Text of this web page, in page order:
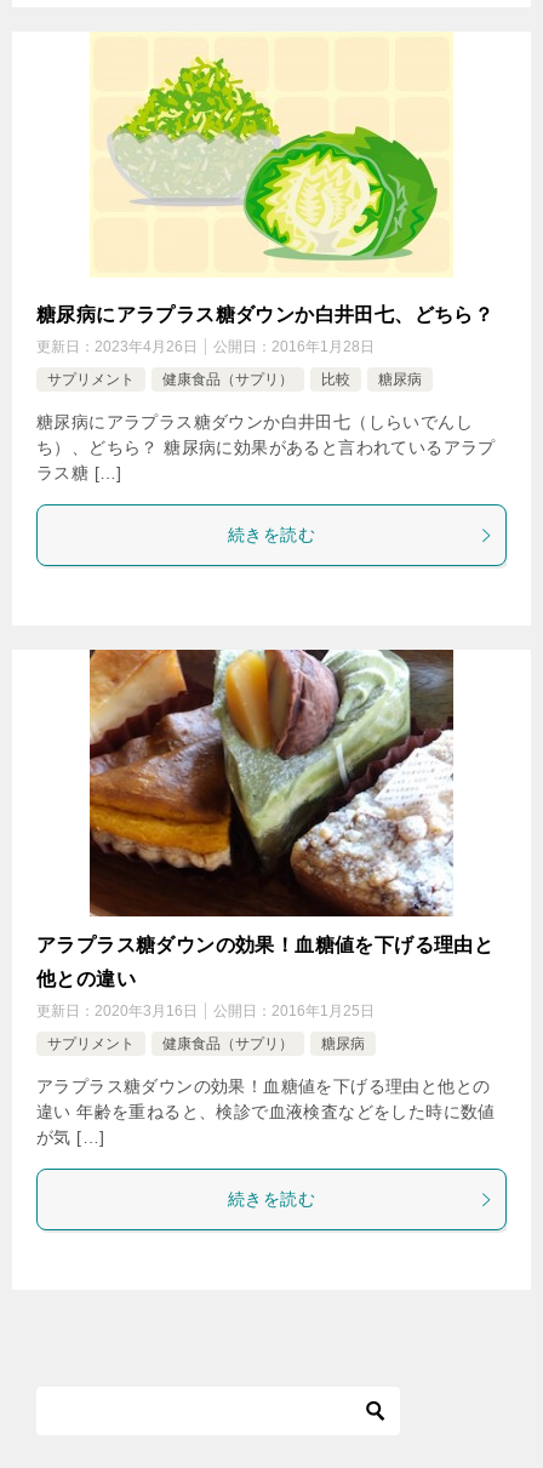
糖尿病にアラプラス糖ダウンか白井田七、どちら？
更新日： 2023年4月26日 公開日： 2016年1月28日
サプリメント
健康食品（サプリ） 比較 糖尿病
糖尿病にアラプラス糖ダウンか白井田七（しらいでんし
ち）、どちら？ 糖尿病に効果があると言われているアラプ
ラス糖 […]
続きを読む
アラプラス糖ダウンの効果！血糖値を下げる理由と
他との違い
更新日： 2020年3月16日 公開日： 2016年1月25日
サプリメント
健康食品（サプリ） 糖尿病
アラプラス糖ダウンの効果！血糖値を下げる理由と他との
違い 年齢を重ねると、検診で血液検査などをした時に数値
が気 […]
続きを読む